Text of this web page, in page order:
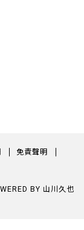
免責聲明
BY 山川久也